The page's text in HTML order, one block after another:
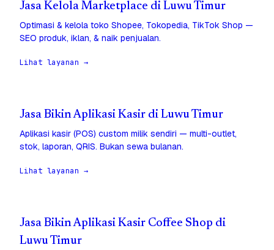
Jasa Kelola Marketplace di Luwu Timur
Optimasi & kelola toko Shopee, Tokopedia, TikTok Shop —
SEO produk, iklan, & naik penjualan.
Lihat layanan →
Jasa Bikin Aplikasi Kasir di Luwu Timur
Aplikasi kasir (POS) custom milik sendiri — multi-outlet,
stok, laporan, QRIS. Bukan sewa bulanan.
Lihat layanan →
Jasa Bikin Aplikasi Kasir Coffee Shop di
Luwu Timur